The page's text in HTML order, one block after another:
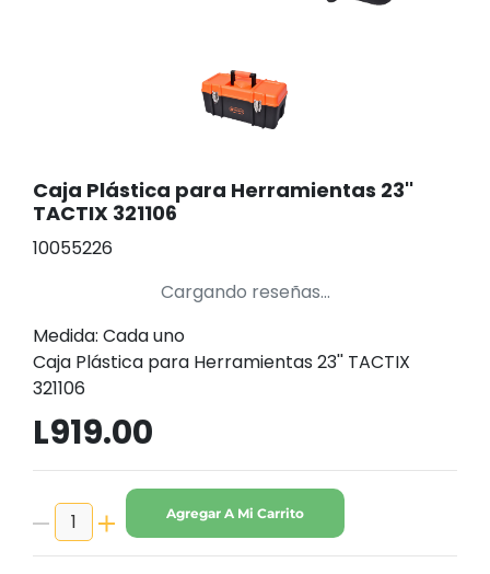
Caja Plástica para Herramientas 23''
TACTIX 321106
10055226
Cargando reseñas...
Medida: Cada uno
Caja Plástica para Herramientas 23'' TACTIX
321106
L919.00
Agregar A Mi Carrito